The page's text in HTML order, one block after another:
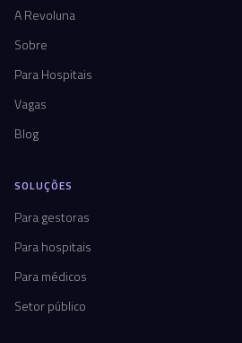
A Revoluna
Sobre
Para Hospitais
Vagas
Blog
SOLUÇÕES
Para gestoras
Para hospitais
Para médicos
Setor público